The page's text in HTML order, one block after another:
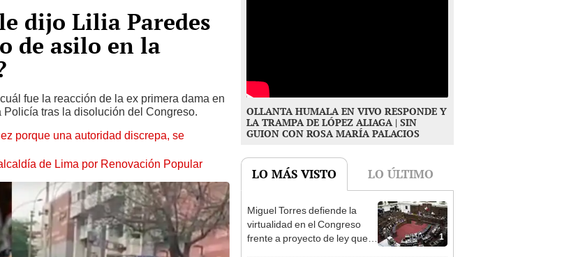
dijo Lilia Paredes
de asilo en la
fue la reacción de la ex primera dama en
tras la disolución del Congreso.
porque una autoridad discrepa, se
de Lima por Renovación Popular
OLLANTA HUMALA EN VIVO RESPONDE Y
LA TRAMPA DE LÓPEZ ALIAGA | SIN
GUION CON ROSA MARÍA PALACIOS
LO MÁS VISTO LO ÚLTIMO
1
Miguel Torres defiende la
virtualidad en el Congreso
frente a proyecto de ley que